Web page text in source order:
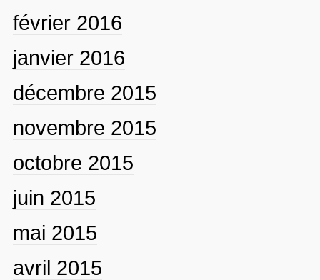
février 2016
janvier 2016
décembre 2015
novembre 2015
octobre 2015
juin 2015
mai 2015
avril 2015